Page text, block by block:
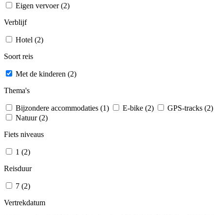
Eigen vervoer (2)
Verblijf
Hotel (2)
Soort reis
Met de kinderen (2)
Thema's
Bijzondere accommodaties (1) E-bike (2)
GPS-tracks (2)
Natuur (2)
Fiets niveaus
1 (2)
Reisduur
7 (2)
Vertrekdatum